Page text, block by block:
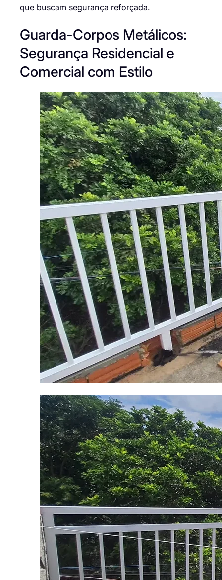
que buscam segurança reforçada.
Guarda-Corpos Metálicos:
Segurança Residencial e
Comercial com Estilo